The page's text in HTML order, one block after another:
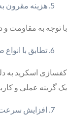
هزینه مقرون
با توجه به مقاومت و
تطابق با
کفسازی اسکرید به
یک گزینه عملی و
افزایش سرعت